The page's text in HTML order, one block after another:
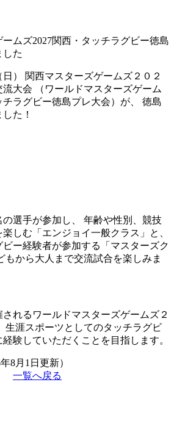
ムズ2027関西・タッチラグビー徳島
した
） 関西マスターズゲームズ２０２
大会 （ワールドマスターズゲーム
ラグビー徳島プレ大会）が、 徳島
た！
選手が参加し、 年齢や性別、競技
しむ「エンジョイ一般クラス」と、
ー経験者が参加する「マスターズク
もから大人まで交流試合を楽しみま
れるワールドマスターズゲームズ２
生涯スポーツとしてのタッチラグビ
験していただくことを目指します。
年8月1日更新）
一覧へ戻る